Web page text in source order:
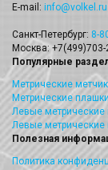
E-mail: info@volkel.ru
Санкт-Петербург: 8-
Москва: +7(499)703-
Популярные
Метрические
Метрические плашки
Левые метрические
Левые метрические
Полезная
Политика